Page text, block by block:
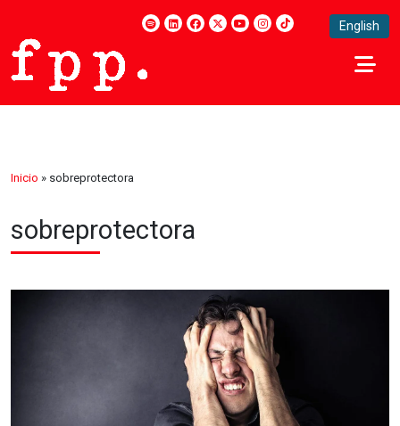
English
Inicio » sobreprotectora
sobreprotectora